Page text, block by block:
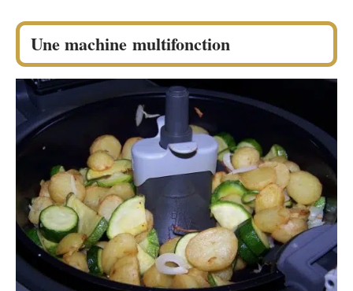
Une machine multifonction